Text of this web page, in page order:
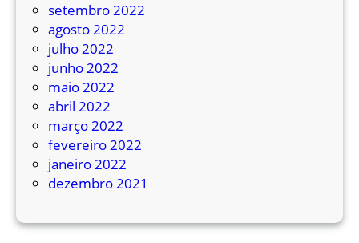
setembro 2022
agosto 2022
julho 2022
junho 2022
maio 2022
abril 2022
março 2022
fevereiro 2022
janeiro 2022
dezembro 2021